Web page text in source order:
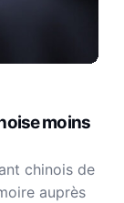
moins
chinois de
auprès